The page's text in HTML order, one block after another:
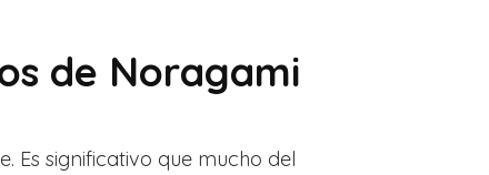
de Noragami
Es significativo que mucho del